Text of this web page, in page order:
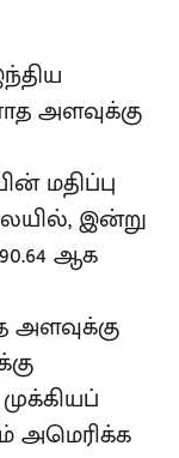
அளவுக்கு
மதிப்பு
இன்று
ஆக
அளவுக்கு
அமெரிக்க